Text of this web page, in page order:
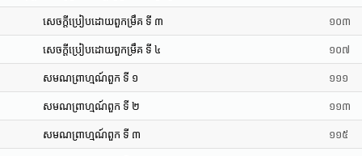
សេចក្តីប្រៀបដោយពួកម្រឹគ ទី ៣ ១០៣
សេចក្តីប្រៀបដោយពួកម្រឹគ ទី ៤ ១០៧
សមណព្រាហ្មណ៍ពួក ទី ១ ១១១
សមណព្រាហ្មណ៍ពួក ទី ២ ១១៣
សមណព្រាហ្មណ៍ពួក ទី ៣ ១១៥